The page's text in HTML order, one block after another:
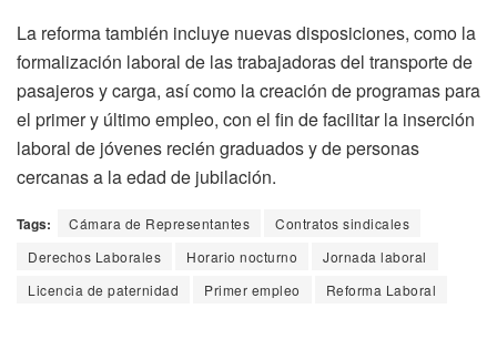
La reforma también incluye nuevas disposiciones, como la
formalización laboral de las trabajadoras del transporte de
pasajeros y carga, así como la creación de programas para
el primer y último empleo, con el fin de facilitar la inserción
laboral de jóvenes recién graduados y de personas
cercanas a la edad de jubilación.
Tags: Cámara de Representantes
Contratos sindicales
Derechos Laborales
Horario nocturno
Jornada laboral
Licencia de paternidad
Primer empleo Reforma Laboral